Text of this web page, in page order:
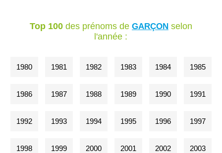
Top 100des prénoms de GARÇONselon
l'année :
1980 1981 1982 1983 1984 1985
1986 1987 1988 1989 1990 1991
1992 1993 1994 1995 1996 1997
1998 1999 2000 2001 2002 2003